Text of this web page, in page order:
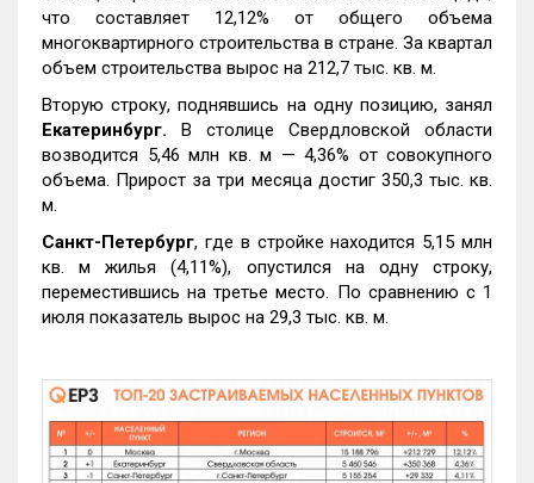
что составляет 12,12% от общего объема
многоквартирного строительства в стране. За квартал
объем строительства вырос на 212,7 тыс. кв. м.
Вторую строку, поднявшись на одну позицию, занял
Екатеринбург. В столице Свердловской области
возводится 5,46 млн кв. м — 4,36% от совокупного
объема. Прирост за три месяца достиг 350,3 тыс. кв.
м.
Санкт-Петербург, где в стройке находится 5,15 млн
кв. м жилья (4,11%), опустился на одну строку,
переместившись на третье место. По сравнению с 1
июля показатель вырос на 29,3 тыс. кв. м.